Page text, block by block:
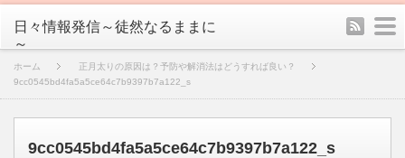
日々情報発信～徒然なるままに
～
rss
ホーム
正月太りの原因は？予防や解消法はどうすれば良い？
9cc0545bd4fa5a5ce64c7b9397b7a122_s
9cc0545bd4fa5a5ce64c7b9397b7a122_s